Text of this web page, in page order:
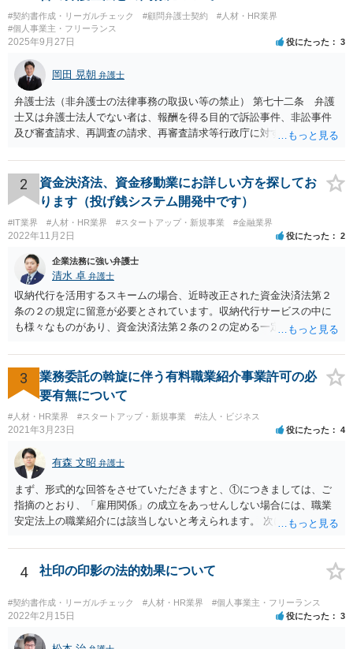
#契約書作成・リーガルチェック #顧問弁護士契約
#人材・HR業界
#個人事業主・フリーランス
2025年9月27日 役にたった 3
岡田 晃朝 弁護士
弁護士法（非弁護士の法律事務の取扱い等の禁止） 第七十二条 弁護
士又は弁護士法人でない者は、報酬を得る目的で訴訟事件、非訟事件
及び審査請求、再調査の請求、再審査請求等行政庁に対する不服申立
の他の法律事務を取り扱い、又はこれらの周旋をすることを業とする
ことができない。ただし、この法律又は他の法律に別段の定めがある
場合は、この限りでない。 で、自身がする場合だけでなく、弁護士で
ないものに、あっせんしたりすることも違法ですから、問題になるか
と思います。
2
資金決済法、資金移動業にお詳しい方を探してお
ります（投げ銭システム開発中です）
#IT業界 #人材・HR業界 #スタートアップ・新規事業 #金融業界
2022年11月2日 役にたった 2
企業法務に強い弁護士
清水 卓 弁護士
収納代行を活用するスキームの場合、近時改正された資金決済法第２
条の２の規定に留意が必要とされています。収納代行サービスの中に
も様々なものがあり、資金決済法第２条の２の定める一定の要件（内
ことが明らかにされました。 この資金決済法第２条の２の定める一
定の要件（内閣府令で定める要件も含む）については、該当条文を見
るだけではなかなか理解し難いところがあるかと思いますし、この掲
示板で回答するには限界がありますので、この分野に詳しそうな弁護
士の方に直接相談なさってみて下さい。 （資金決済法） 第二条の二
金銭債権を有する者（以下この条において「受取人」という。）から
の委託、受取人からの金銭債権の譲受けその他これらに類する方法に
より、当該金銭債権に係る債務者又は当該債務者からの委託（二以上
の段階にわたる委託を含む。）その他これに類する方法により支払を
行う者から弁済として資金を受け入れ、又は他の者に受け入れさせ、
当該受取人に当該資金を移動させる行為（当該資金を当該受取人に交
付することにより移動させる行為を除く。）であって、受取人が個人
（事業として又は事業のために受取人となる場合におけるものを除
く。）であることその他の内閣府令で定める要件を満たすものは、為
替取引に該当するものとする
3
業務委託の斡旋に伴う有料職業紹介事業許可の必
要有無について
#人材・HR業界 #スタートアップ・新規事業 #法人・ビジネス
2021年3月23日 役にたった 4
有森 文昭 弁護士
まず、形式的な回答をさせていただきますと、①につきましては、ご
指摘のとおり、「雇用関係」の成立をあっせんしない場合には、職業
安定法上の職業紹介には該当しないと考えられます。 次に、②につい
は、職業安定法上の職業紹介には該当しないと考えられます。 以上が
形式的な回答になりますが、形式的には、「雇用関係」の成立のあっ
る場合には、職業紹介に該当すると判断される可能性があります。 こ
の判断は、広範にかつ厳格に行われるので、実質的にみても、問題な
いといえるかには十分注意する必要があります。 また、業務委託契約
4 社印の印影の法的効果について
#契約書作成・リーガルチェック #人材・HR業界 #個人事業主・フリーランス
2022年2月15日 役にたった 3